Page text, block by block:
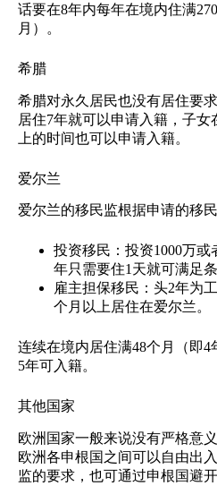
话要在8年内每年在境内住满
月）。
希腊
希腊对永久居民也没有居住要
居住7年就可以申请入籍，子女
上的时间也可以申请入籍。
爱尔兰
爱尔兰的移民监根据申请的移
投资移民：投资1000万或
年只需要住1天就可满足条
雇主担保移民：头2年为
个月以上居住在爱尔兰。
连续在境内居住满48个月（即4
5年可入籍。
其他国家
欧洲国家一般来说没有严格意
欧洲各申根国之间可以自由出
监的要求，也可通过申根国避